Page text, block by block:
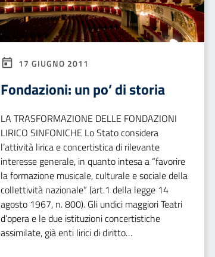
17 GIUGNO 2011
Fondazioni: un po’ di storia
LA TRASFORMAZIONE DELLE FONDAZIONI
LIRICO SINFONICHE Lo Stato considera
l’attività lirica e concertistica di rilevante
interesse generale, in quanto intesa a “favorire
la formazione musicale, culturale e sociale della
collettività nazionale” (art.1 della legge 14
agosto 1967, n. 800). Gli undici maggiori Teatri
d’opera e le due istituzioni concertistiche
assimilate, già enti lirici di diritto…